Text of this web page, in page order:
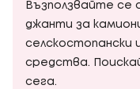
Възползвайте се
джанти за
селскостопански
средства.
сега.